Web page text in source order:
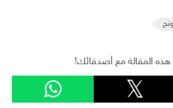
المقالة مع أصدقائك!